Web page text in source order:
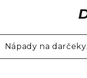
Nápady na